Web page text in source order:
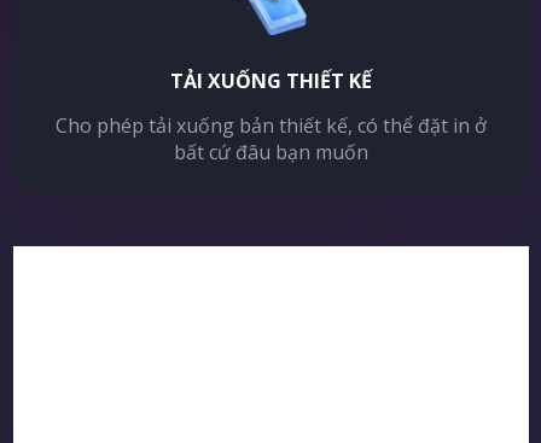
TẢI XUỐNG THIẾT KẾ
Cho phép tải xuống bản thiết kế, có thể đặt in ở
bất cứ đâu bạn muốn